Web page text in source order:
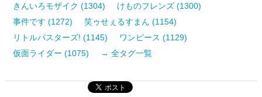
きんいろモザイク (1304)
けものフレンズ (1300)
事件です (1272)
笑ゥせぇるすまん (1154)
リトルバスターズ! (1145)
ワンピース (1129)
仮面ライダー (1075)
→ 全タグ一覧